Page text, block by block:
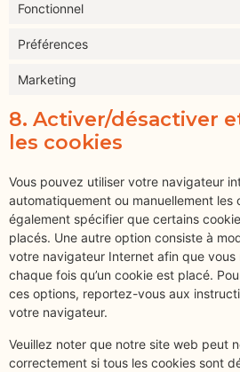
Fonctionnel
Préférences
Marketing
8. Activer/désactiver
les cookies
Vous pouvez utiliser votre navigateur
automatiquement ou manuellement les
également spécifier que certains
placés. Une autre option consiste à
votre navigateur Internet afin que vous
chaque fois qu’un cookie est placé.
ces options, reportez-vous aux
votre navigateur.
Veuillez noter que notre site web peut
correctement si tous les cookies sont